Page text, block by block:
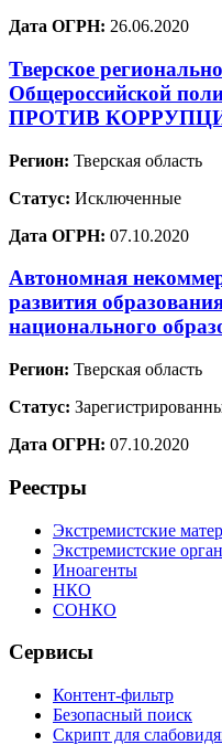
Дата ОГРН: 26.06.2020
Тверское
Общероссийской
ПРОТИВ
Регион: Тверская область
Статус: Исключенные
Дата ОГРН: 07.10.2020
Автономная
развития
национального
Регион: Тверская область
Статус:
Дата ОГРН: 07.10.2020
Реестры
Экстремистские
Экстремистские
Иноагенты
НКО
СОНКО
Сервисы
Контент-фильтр
Безопасный поиск
Скрипт для